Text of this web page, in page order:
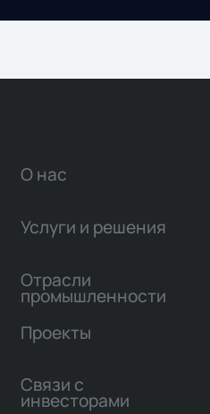
О нас
Услуги и решения
Отрасли
промышленности
Проекты
Связи с
инвесторами